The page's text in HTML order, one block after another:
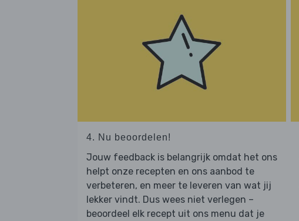
4. Nu beoordelen!
Jouw feedback is belangrijk omdat het ons
helpt onze recepten en ons aanbod te
verbeteren, en meer te leveren van wat jij
lekker vindt. Dus wees niet verlegen –
beoordeel elk recept uit ons menu dat je